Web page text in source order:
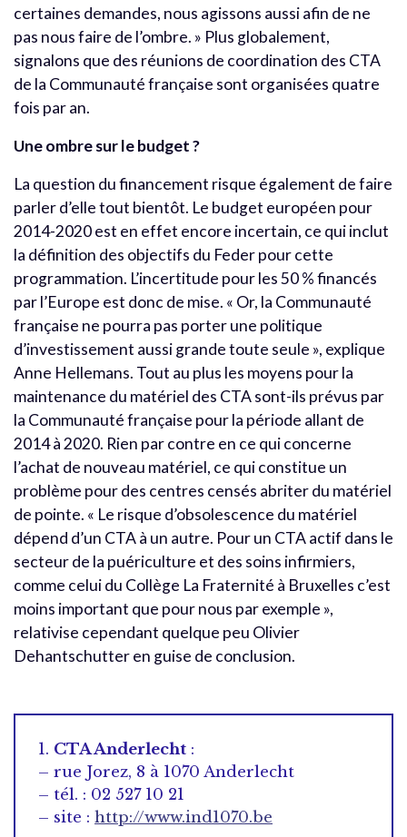
certaines demandes, nous agissons aussi afin de ne
pas nous faire de l’ombre. » Plus globalement,
signalons que des réunions de coordination des CTA
de la Communauté française sont organisées quatre
fois par an.
Une ombre sur le budget ?
La question du financement risque également de faire
parler d’elle tout bientôt. Le budget européen pour
2014-2020 est en effet encore incertain, ce qui inclut
la définition des objectifs du Feder pour cette
programmation. L’incertitude pour les 50 % financés
par l’Europe est donc de mise. « Or, la Communauté
française ne pourra pas porter une politique
d’investissement aussi grande toute seule », explique
Anne Hellemans. Tout au plus les moyens pour la
maintenance du matériel des CTA sont-ils prévus par
la Communauté française pour la période allant de
2014 à 2020. Rien par contre en ce qui concerne
l’achat de nouveau matériel, ce qui constitue un
problème pour des centres censés abriter du matériel
de pointe. « Le risque d’obsolescence du matériel
dépend d’un CTA à un autre. Pour un CTA actif dans le
secteur de la puériculture et des soins infirmiers,
comme celui du Collège La Fraternité à Bruxelles c’est
moins important que pour nous par exemple »,
relativise cependant quelque peu Olivier
Dehantschutter en guise de conclusion.
1. CTA Anderlecht :
– rue Jorez, 8 à 1070 Anderlecht
– tél. : 02 527 10 21
– site : http://www.ind1070.be